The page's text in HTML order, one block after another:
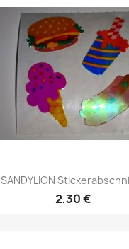
SANDYLION
2,30 €